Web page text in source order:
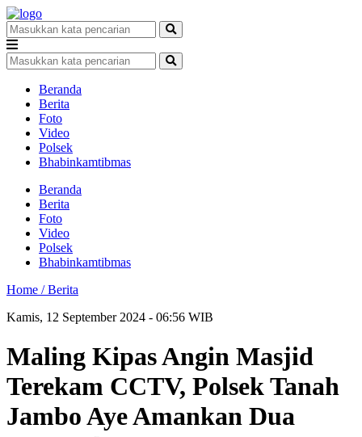
Beranda
Berita
Foto
Video
Polsek
Bhabinkamtibmas
Beranda
Berita
Foto
Video
Polsek
Bhabinkamtibmas
Home /Berita
Kamis, 12 September 2024 - 06:56 WIB
Maling Kipas Angin Masjid
Terekam CCTV, Polsek Tanah
Jambo Aye Amankan Dua